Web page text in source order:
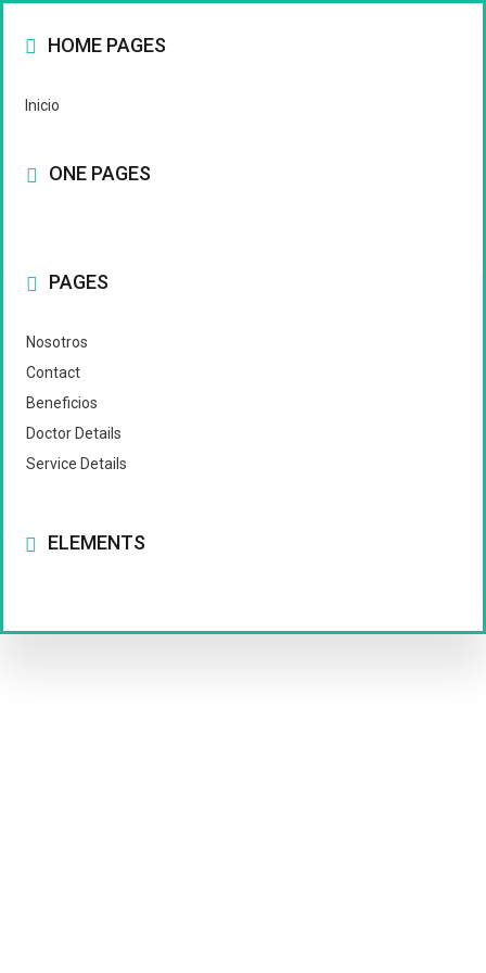
HOME PAGES
Inicio
ONE PAGES
PAGES
Nosotros
Contact
Beneficios
Doctor Details
Service Details
ELEMENTS